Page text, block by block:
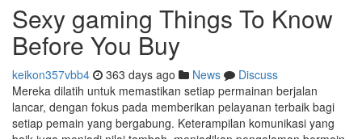
Sexy gaming Things To Know
Before You Buy
keikon357vbb4 363 days ago News
Discuss
Mereka dilatih untuk memastikan setiap permainan berjalan
lancar, dengan fokus pada memberikan pelayanan terbaik bagi
setiap pemain yang bergabung. Keterampilan komunikasi yang